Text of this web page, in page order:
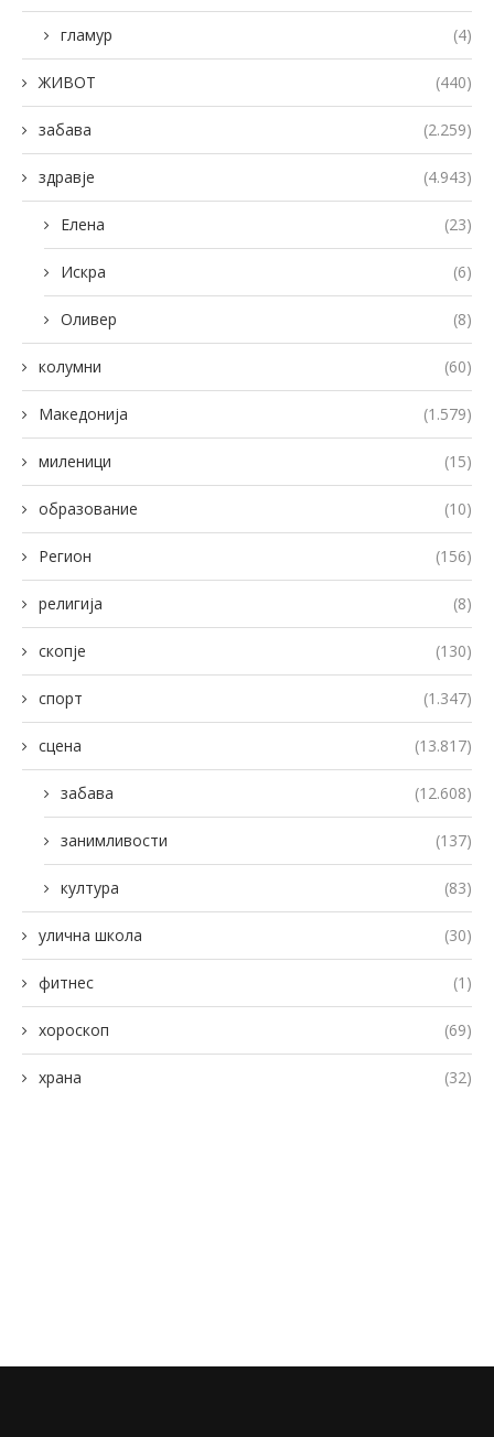
гламур (4)
ЖИВОТ (440)
забава (2.259)
здравје (4.943)
Елена (23)
Искра (6)
Оливер (8)
колумни (60)
Македонија (1.579)
миленици (15)
образование (10)
Регион (156)
религија (8)
скопје (130)
спорт (1.347)
сцена (13.817)
забава (12.608)
занимливости (137)
култура (83)
улична школа (30)
фитнес (1)
хороскоп (69)
храна (32)